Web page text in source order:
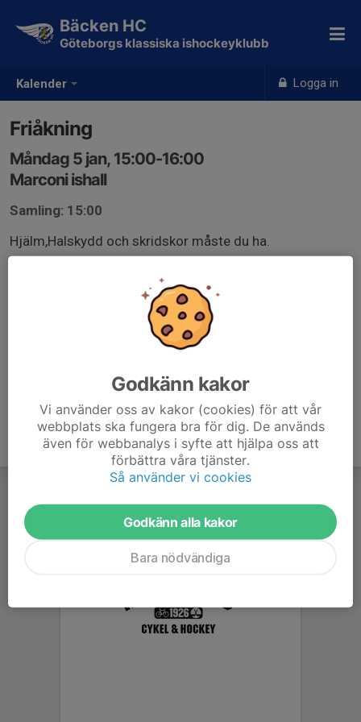
Kalender Logga in
Bäcken HC
Göteborgs klassiska ishockeyklubb
Friåkning
Måndag 5 jan, 15:00-16:00
Marconi ishall
Samling: 15:00
Hjälm,Halskydd och skridskor måste du ha.
Vi rekomenderar fullutrustning
Godkänn kakor
Vi använder oss av kakor (cookies) för att vår
webbplats ska fungera bra för dig. De används
även för webbanalys i syfte att hjälpa oss att
förbättra våra tjänster.
Så använder vi cookies
Godkänn alla kakor
Bara nödvändiga